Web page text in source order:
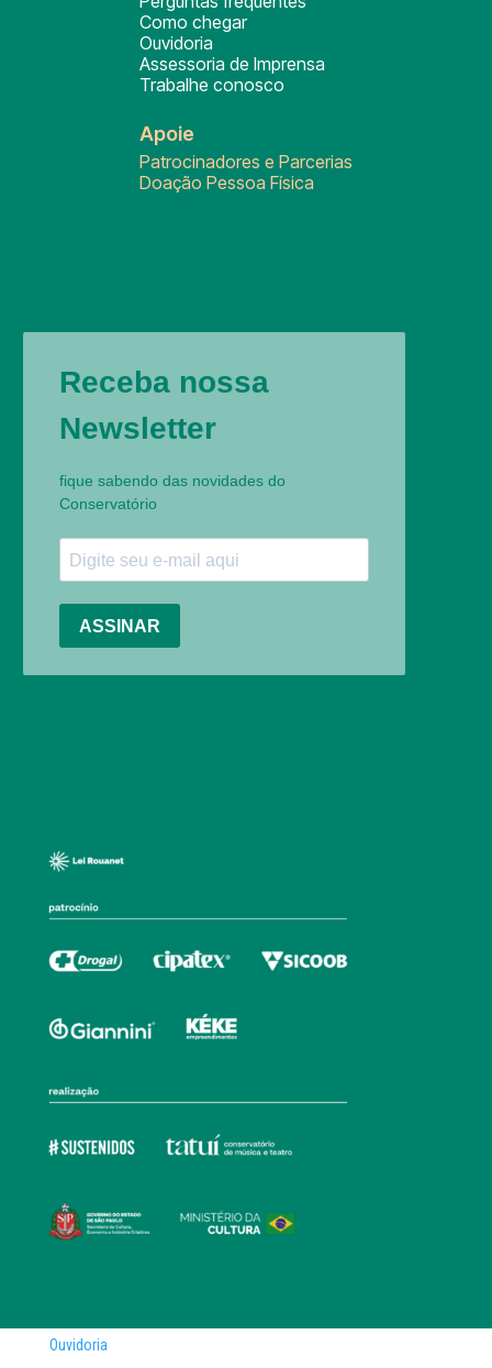
Como chegar
Ouvidoria
Assessoria de Imprensa
Trabalhe conosco
Apoie
Patrocinadores e Parcerias
Doação Pessoa Física
Ouvidoria